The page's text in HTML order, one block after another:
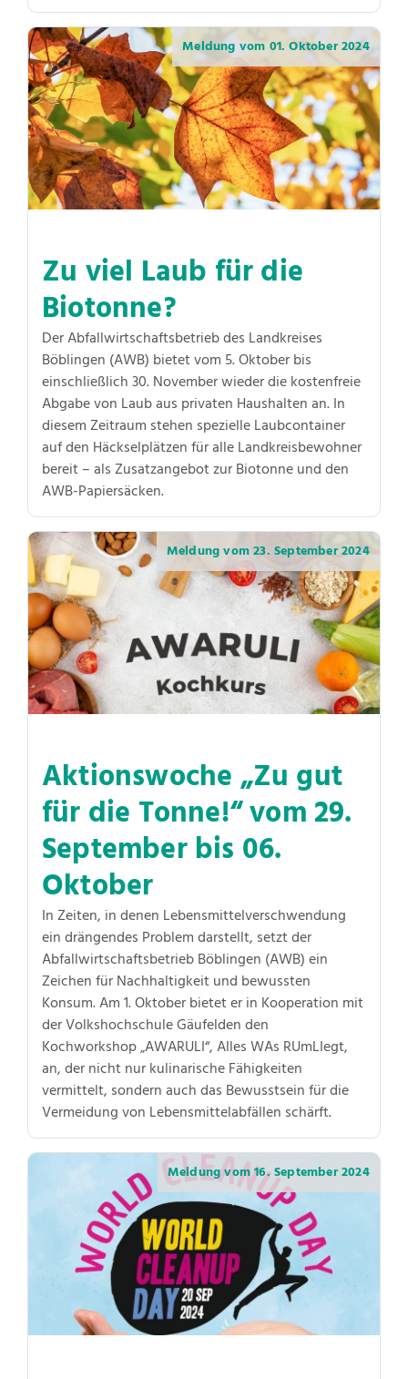
Meldung vom 01. Oktober 2024
Zu viel Laub für die
Biotonne?
Der Abfallwirtschaftsbetrieb des Landkreises
Böblingen (AWB) bietet vom 5. Oktober bis
einschließlich 30. November wieder die kostenfreie
Abgabe von Laub aus privaten Haushalten an. In
diesem Zeitraum stehen spezielle Laubcontainer
auf den Häckselplätzen für alle Landkreisbewohner
bereit – als Zusatzangebot zur Biotonne und den
AWB-Papiersäcken.
Meldung vom23. September 2024
Aktionswoche „Zu gut
für die Tonne!“ vom 29.
September bis 06.
Oktober
In Zeiten, in denen Lebensmittelverschwendung
ein drängendes Problem darstellt, setzt der
Abfallwirtschaftsbetrieb Böblingen (AWB) ein
Zeichen für Nachhaltigkeit und bewussten
Konsum. Am 1. Oktober bietet er in Kooperation mit
der Volkshochschule Gäufelden den
Kochworkshop „AWARULI“, Alles WAs RUmLIegt,
an, der nicht nur kulinarische Fähigkeiten
vermittelt, sondern auch das Bewusstsein für die
Vermeidung von Lebensmittelabfällen schärft.
Meldung vom16. September 2024